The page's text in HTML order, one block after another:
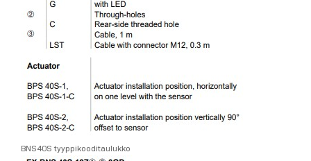
BNS40S tyyppikooditaulukko